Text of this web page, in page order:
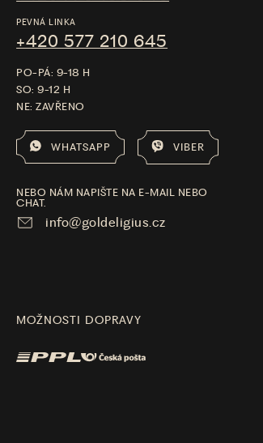
PEVNÁ LINKA
+420 577 210 645
PO-PÁ: 9-18 H
SO: 9-12 H
NE: ZAVŘENO
WHATSAPP VIBER
NEBO NÁM NAPIŠTE NA E-MAIL NEBO
CHAT.
info@goldeligius.cz
MOŽNOSTI DOPRAVY